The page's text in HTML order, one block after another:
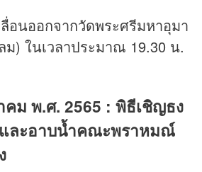
อนออกจากวัดพระศรีมหาอุมา
ม) ในเวลาประมาณ 19.30 น.
ม พ.ศ. 2565 : พิธีเชิญธง
และอาบน้ำคณะพราหมณ์